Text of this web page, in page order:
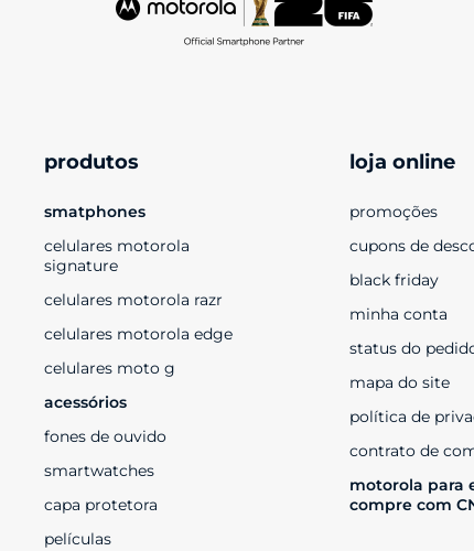
produtos
smatphones
celulares motorola
signature
celulares motorola razr
celulares motorola edge
celulares moto g
acessórios
fones de ouvido
smartwatches
capa protetora
películas
loja online
promoções
cupons de
black friday
minha conta
status do
mapa do site
política de
contrato de
motorola para
compre com